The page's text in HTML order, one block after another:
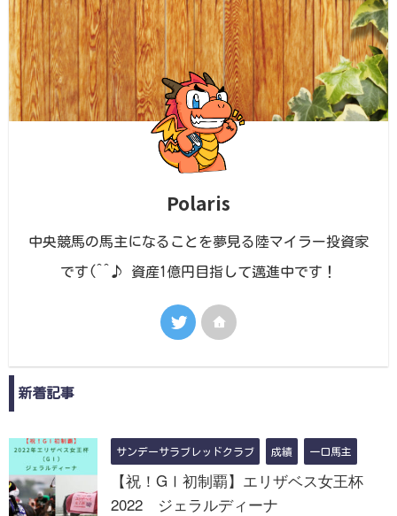
Polaris
中央競馬の馬主になることを夢見る陸マイラー投資家
です(^^♪ 資産1億円目指して邁進中です！
新着記事
サンデーサラブレッドクラブ 成績 一口馬主
【祝！GⅠ初制覇】エリザベス女王杯
2022 ジェラルディーナ